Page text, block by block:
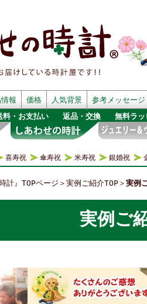
報 価格 人気背景
参考メッセージ
料・お支払い 返品・交換 無料ラッ
喜寿祝 傘寿祝 米寿祝 銀婚祝
計』TOPページ ＞ 実例ご紹介TOP ＞ 実例
実例ご